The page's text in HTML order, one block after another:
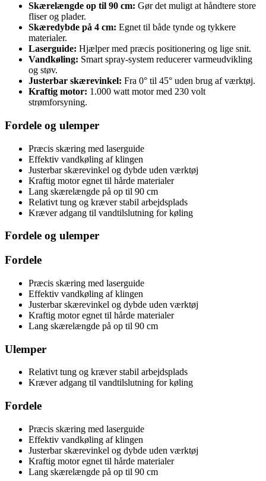
Skærelængde op til 90 cm: Gør det muligt at håndtere store
fliser og plader.
Skæredybde på 4 cm: Egnet til både tynde og tykkere
materialer.
Laserguide: Hjælper med præcis positionering og lige snit.
Vandkøling: Smart spray-system reducerer varmeudvikling
og støv.
Justerbar skærevinkel: Fra 0° til 45° uden brug af værktøj.
Kraftig motor: 1.000 watt motor med 230 volt
strømforsyning.
Fordele og ulemper
Præcis skæring med laserguide
Effektiv vandkøling af klingen
Justerbar skærevinkel og dybde uden værktøj
Kraftig motor egnet til hårde materialer
Lang skærelængde på op til 90 cm
Relativt tung og kræver stabil arbejdsplads
Kræver adgang til vandtilslutning for køling
Fordele og ulemper
Fordele
Præcis skæring med laserguide
Effektiv vandkøling af klingen
Justerbar skærevinkel og dybde uden værktøj
Kraftig motor egnet til hårde materialer
Lang skærelængde på op til 90 cm
Ulemper
Relativt tung og kræver stabil arbejdsplads
Kræver adgang til vandtilslutning for køling
Fordele
Præcis skæring med laserguide
Effektiv vandkøling af klingen
Justerbar skærevinkel og dybde uden værktøj
Kraftig motor egnet til hårde materialer
Lang skærelængde på op til 90 cm